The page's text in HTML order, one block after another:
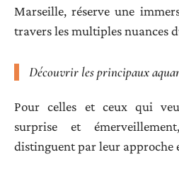
Marseille, réserve une
travers les multiples nuances
Découvrir les principaux
Pour celles et ceux qui
surprise et
distinguent par leur approche